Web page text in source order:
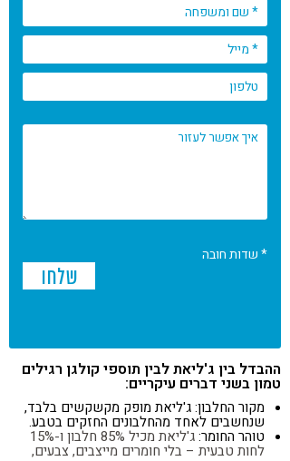
* שדות חובה
ההבדל בין ג'ליאת לבין תוספי קולגן רגילים
טמון בשני דברים עיקריים:
מקור החלבון: ג'ליאת מופק מקשקשים בלבד,
שנחשבים לאחד מהחלבונים החזקים בטבע.
טוהר החומר: ג'ליאת מכיל 85% חלבון ו-15%
לחות טבעית – בלי חומרים מייצבים, צבעים,